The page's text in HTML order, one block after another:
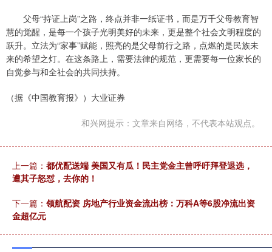
父母“持证上岗”之路，终点并非一纸证书，而是万千父母教育智
慧的觉醒，是每一个孩子光明美好的未来，更是整个社会文明程度的
跃升。立法为“家事”赋能，照亮的是父母前行之路，点燃的是民族未
来的希望之灯。在这条路上，需要法律的规范，更需要每一位家长的
自觉参与和全社会的共同扶持。
（据《中国教育报》）大业证券
和兴网提示：文章来自网络，不代表本站观点。
上一篇： 都优配送端 美国又有瓜！民主党金主曾呼吁拜登退选，
遭其子怒怼，去你的！
下一篇： 领航配资 房地产行业资金流出榜：万科A等6股净流出资
金超亿元